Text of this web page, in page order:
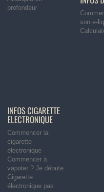
profondeur
son e-
INFOS CIGARETTE
ELECTRONIQUE
Commencer la
cigarette
électronique
Commencer à
vapoter ? Je débute
Cigarette
électronique pas